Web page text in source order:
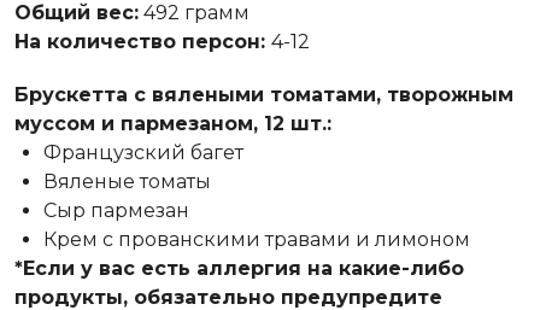
Общий вес: 492 грамм
На количество персон: 4-12
Брускетта с вялеными томатами, творожным
муссом и пармезаном, 12 шт.:
Французский багет
Вяленые томаты
Сыр пармезан
Крем с прованскими травами и лимоном
*Если у вас есть аллергия на какие-либо
продукты, обязательно предупредите